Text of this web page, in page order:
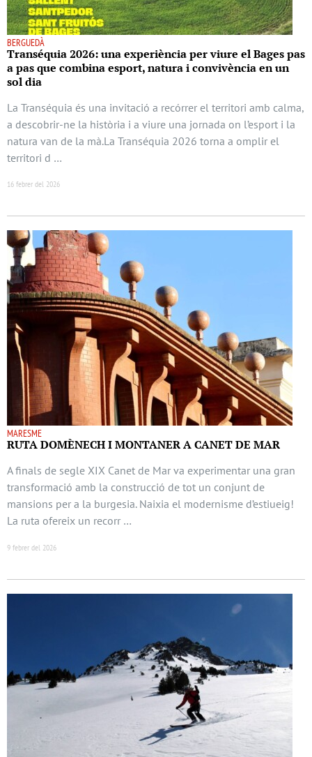
BERGUEDÀ
Transéquia 2026: una experiència per viure el Bages pas
a pas que combina esport, natura i convivència en un
sol dia
La Transéquia és una invitació a recórrer el territori amb calma,
a descobrir-ne la història i a viure una jornada on l’esport i la
natura van de la mà.La Transéquia 2026 torna a omplir el
territori d …
16 febrer del 2026
MARESME
RUTA DOMÈNECH I MONTANER A CANET DE MAR
A finals de segle XIX Canet de Mar va experimentar una gran
transformació amb la construcció de tot un conjunt de
mansions per a la burgesia. Naixia el modernisme d’estiueig!
La ruta ofereix un recorr …
9 febrer del 2026